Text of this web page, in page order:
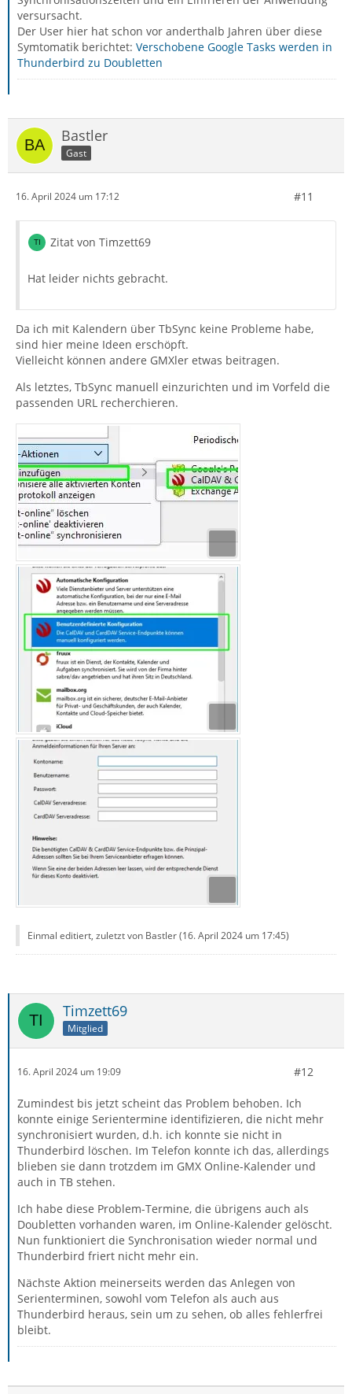
versursacht.
Der User hier hat schon vor anderthalb Jahren über diese
Symtomatik berichtet: Verschobene Google Tasks werden in
Thunderbird zu Doubletten
Bastler
Gast
16. April 2024 um 17:12 #11
Zitat von Timzett69
Hat leider nichts gebracht.
Da ich mit Kalendern über TbSync keine Probleme habe,
sind hier meine Ideen erschöpft.
Vielleicht können andere GMXler etwas beitragen.
Als letztes, TbSync manuell einzurichten und im Vorfeld die
passenden URL recherchieren.
Einmal editiert, zuletzt von Bastler (16. April 2024 um 17:45)
Timzett69
Mitglied
16. April 2024 um 19:09 #12
Zumindest bis jetzt scheint das Problem behoben. Ich
konnte einige Serientermine identifizieren, die nicht mehr
synchronisiert wurden, d.h. ich konnte sie nicht in
Thunderbird löschen. Im Telefon konnte ich das, allerdings
blieben sie dann trotzdem im GMX Online-Kalender und
auch in TB stehen.
Ich habe diese Problem-Termine, die übrigens auch als
Doubletten vorhanden waren, im Online-Kalender gelöscht.
Nun funktioniert die Synchronisation wieder normal und
Thunderbird friert nicht mehr ein.
Nächste Aktion meinerseits werden das Anlegen von
Serienterminen, sowohl vom Telefon als auch aus
Thunderbird heraus, sein um zu sehen, ob alles fehlerfrei
bleibt.